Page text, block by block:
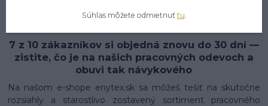
pre mužov a ženy na jednom mieste,
7 z 10 zákazníkov si objedná znovu do 30 dní —
zistite, čo je na našich pracovných odevoch a
obuvi tak návykového
Na našom e-shope enytex.sk sa môžeš tešiť na skutočne
rozsiahly a starostlivo zostavený sortiment pracovného
Súhlas môžete odmietnuť tu